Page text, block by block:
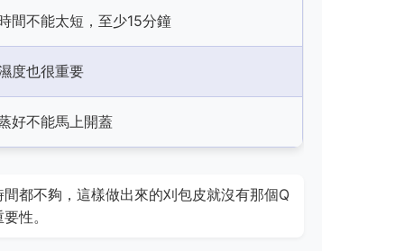
間不能太短，至少15分鐘
度也很重要
好不能馬上開蓋
都不夠，這樣做出來的刈包皮就沒有那個Q
性。